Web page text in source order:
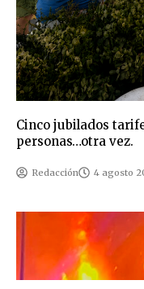
Cinco jubilados
personas…otra vez.
Redacción 4 agosto